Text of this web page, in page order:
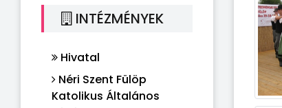
INTÉZMÉNYEK
Hivatal
Néri Szent Fülöp
Katolikus Általános